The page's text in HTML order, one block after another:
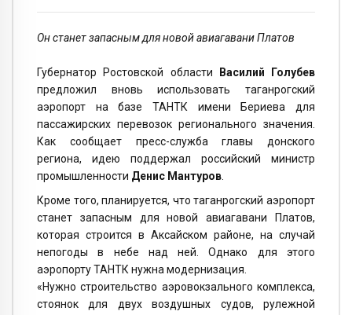
Он станет запасным для новой авиагавани Платов
Губернатор Ростовской области
Василий Голубев
предложил вновь использовать таганрогский
аэропорт на базе ТАНТК имени Бериева для
пассажирских перевозок регионального значения.
Как сообщает пресс-служба главы донского
региона, идею поддержал российский министр
промышленности Денис Мантуров.
Кроме того, планируется, что таганрогский аэропорт
станет запасным для новой авиагавани Платов,
которая строится в Аксайском районе, на случай
непогоды в небе над ней. Однако для этого
аэропорту ТАНТК нужна модернизация.
«Нужно строительство аэровокзального комплекса,
стоянок для двух воздушных судов, рулежной